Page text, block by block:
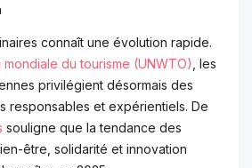
connaît une évolution rapide.
mondiale du tourisme (UNWTO) , les
privilégient désormais des
responsables et expérientiels. De
souligne que la tendance des
être, solidarité et innovation